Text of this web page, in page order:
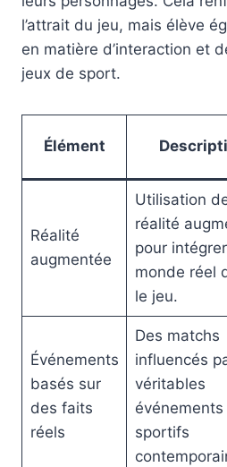
l’attrait du jeu, mais élève
en matière d’interaction et
jeux de sport.
Élément
Réalité
augmentée
Utilisation
réalité
pour
monde réel
le jeu.
Événements
basés sur
des faits
réels
Des matchs
influencés
véritables
événements
sportifs